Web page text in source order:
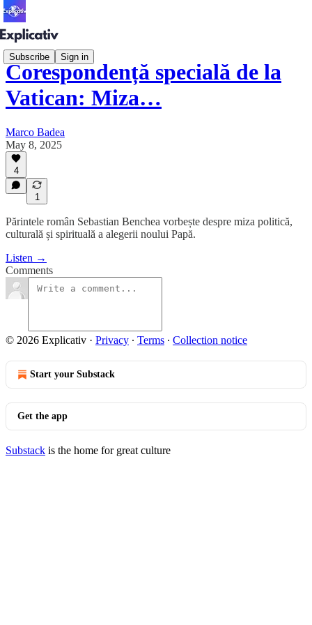
Subscribe Sign in
Corespondență specială de la
Vatican: Miza…
Marco Badea
May 8, 2025
4
1
Părintele român Sebastian Benchea vorbește despre miza politică,
culturală și spirituală a alegerii noului Papă.
Listen →
Comments
© 2026 Explicativ · Privacy ∙ Terms ∙ Collection notice
Start your Substack
Get the app
Substack is the home for great culture